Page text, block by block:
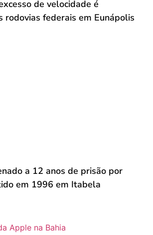
de velocidade é
rodovias federais em Eunápolis
a 12 anos de prisão por
em 1996 em Itabela